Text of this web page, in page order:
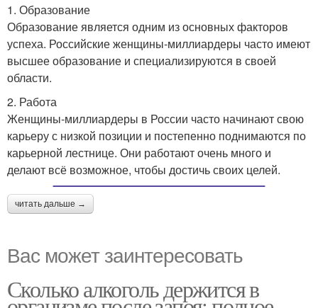
1. Образование
Образование является одним из основных факторов
успеха. Российские женщины-миллиардеры часто имеют
высшее образование и специализируются в своей
области.
2. Работа
Женщины-миллиардеры в России часто начинают свою
карьеру с низкой позиции и постепенно поднимаются по
карьерной лестнице. Они работают очень много и
делают всё возможное, чтобы достичь своих целей.
читать дальше →
Вас может заинтересовать
Сколько алкоголь держится в